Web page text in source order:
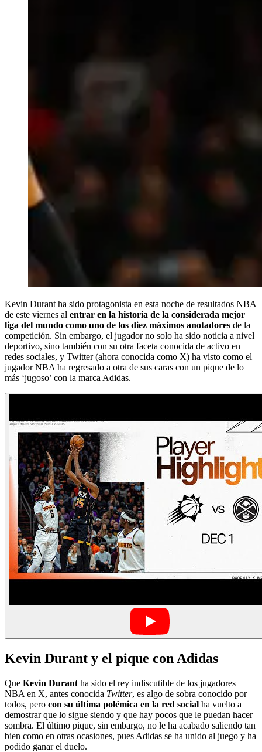
Kevin Durant ha sido protagonista en esta noche de resultados NBA
de este viernes al entrar en la historia de la considerada mejor
liga del mundo como uno de los diez máximos anotadores de la
competición. Sin embargo, el jugador no solo ha sido noticia a nivel
deportivo, sino también con su otra faceta conocida de activo en
redes sociales, y Twitter (ahora conocida como X) ha visto como el
jugador NBA ha regresado a otra de sus caras con un pique de lo
más ‘jugoso’ con la marca Adidas.
Kevin Durant y el pique con Adidas
Que Kevin Durant ha sido el rey indiscutible de los jugadores
NBA en X, antes conocida Twitter, es algo de sobra conocido por
todos, pero con su última polémica en la red social ha vuelto a
demostrar que lo sigue siendo y que hay pocos que le puedan hacer
sombra. El último pique, sin embargo, no le ha acabado saliendo tan
bien como en otras ocasiones, pues Adidas se ha unido al juego y ha
podido ganar el duelo.